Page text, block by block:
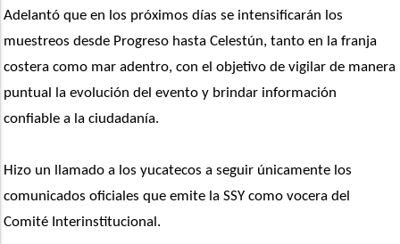
Adelantó que en los próximos días se intensificarán los
muestreos desde Progreso hasta Celestún, tanto en la franja
costera como mar adentro, con el objetivo de vigilar de manera
puntual la evolución del evento y brindar información
confiable a la ciudadanía.
Hizo un llamado a los yucatecos a seguir únicamente los
comunicados oficiales que emite la SSY como vocera del
Comité Interinstitucional.